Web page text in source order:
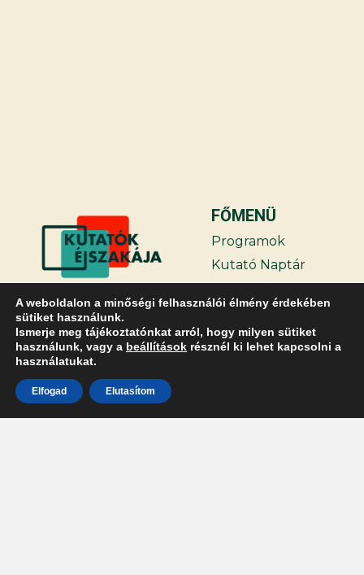
FŐMENÜ
Programok
Kutató Naptár
Támogatóink
Hírek
GYIK
Kapcsolat
A weboldalon a minőségi felhasználói élmény érdekében
sütiket használunk.
Ismerje meg tájékoztatónkat arról, hogy milyen sütiket
használunk, vagy a beállítások résznél ki lehet kapcsolni a
használatukat.
Elfogad Elutasítom